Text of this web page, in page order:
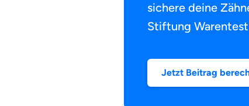
sichere deine
Stiftung
Jetzt Beitrag